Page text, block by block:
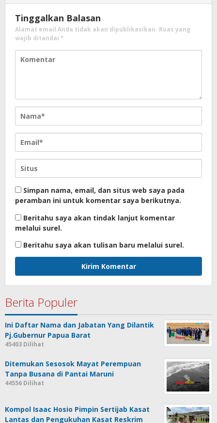
Tinggalkan Balasan
Alamat email Anda tidak akan dipublikasikan. Ruas yang
wajib ditandai *
Simpan nama, email, dan situs web saya pada
peramban ini untuk komentar saya berikutnya.
Beritahu saya akan tindak lanjut komentar
melalui surel.
Beritahu saya akan tulisan baru melalui surel.
Berita Populer
Ini Daftar Nama dan Jabatan Yang Dilantik
Pj.Gubernur Papua Barat
45403 Dilihat
Ditemukan Sesosok Mayat Perempuan
Tanpa Busana di Pantai Maruni
44556 Dilihat
Kompol Isaac Hosio Pimpin Sertijab Kasat
Lantas dan Pengukuhan Kasat Reskrim